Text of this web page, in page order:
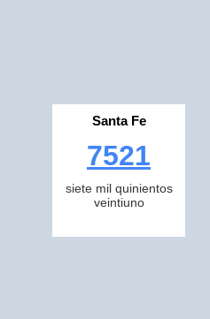
Santa Fe
7521
siete mil quinientos
veintiuno